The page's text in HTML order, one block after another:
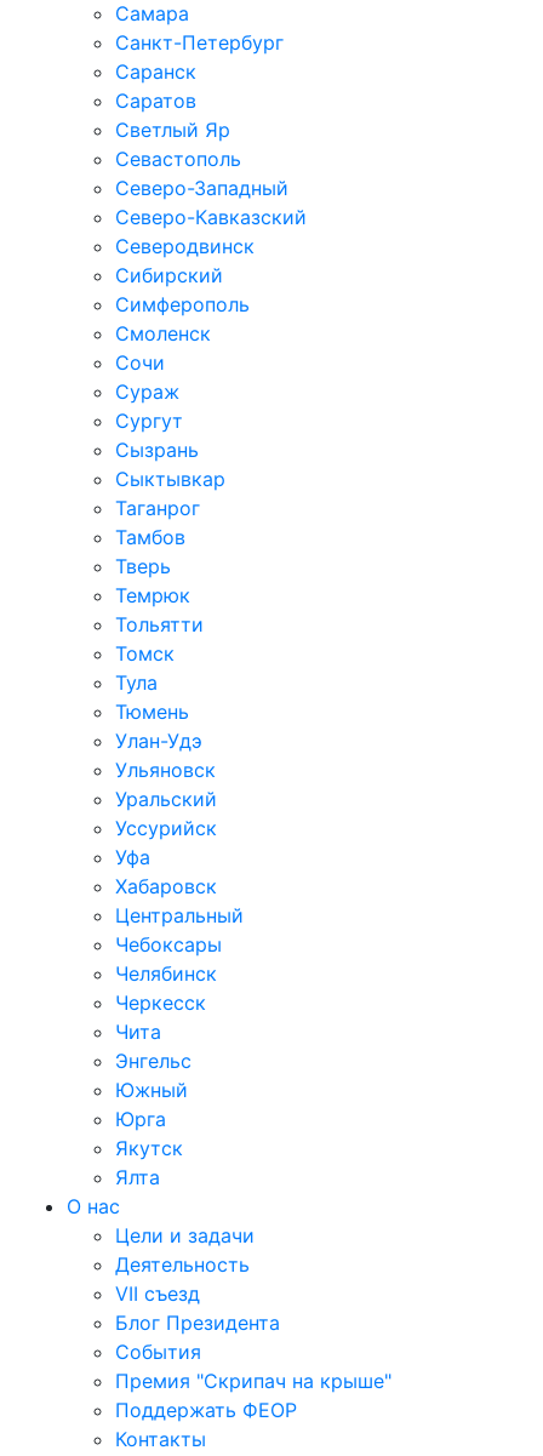
Самара
Санкт-Петербург
Саранск
Саратов
Светлый Яр
Севастополь
Северо-Западный
Северо-Кавказcкий
Северодвинск
Сибирский
Симферополь
Смоленск
Сочи
Сураж
Сургут
Сызрань
Сыктывкар
Таганрог
Тамбов
Тверь
Темрюк
Тольятти
Томск
Тула
Тюмень
Улан-Удэ
Ульяновск
Уральский
Уссурийск
Уфа
Хабаровск
Центральный
Чебоксары
Челябинск
Черкесск
Чита
Энгельс
Южный
Юрга
Якутск
Ялта
О нас
Цели и задачи
Деятельность
VII съезд
Блог Президента
События
Премия "Скрипач на крыше"
Поддержать ФЕОР
Контакты